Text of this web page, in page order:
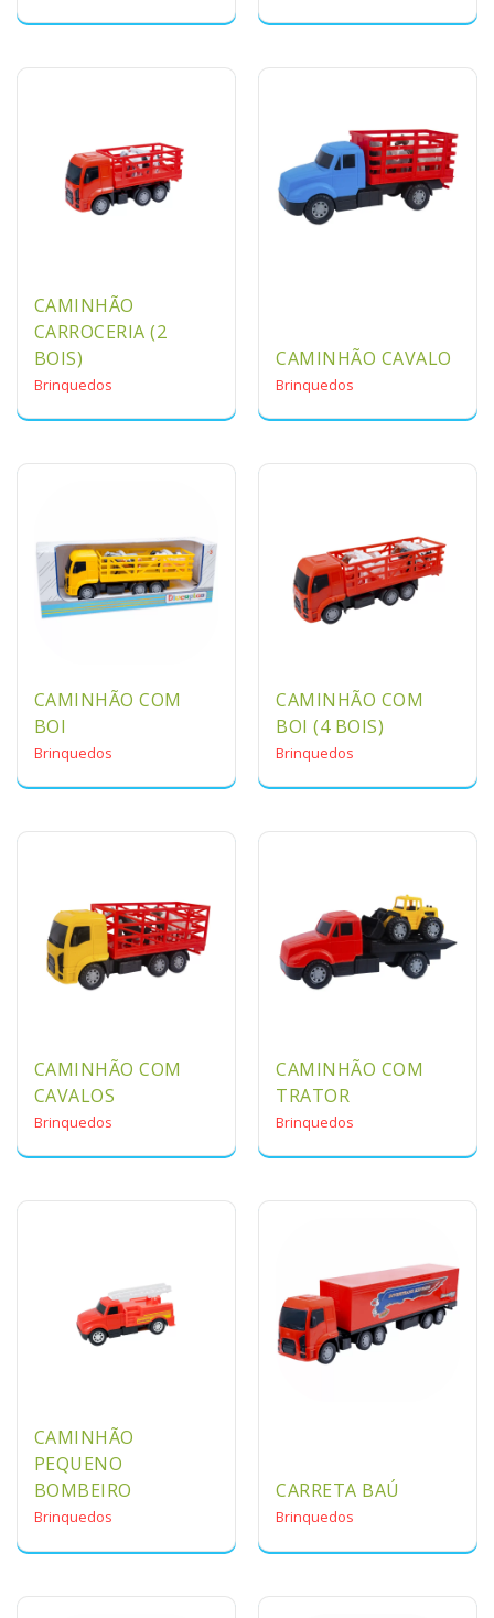
CAMINHÃO
CARROCERIA (2
BOIS)
Brinquedos
CAMINHÃO CAVALO
Brinquedos
CAMINHÃO COM
BOI
Brinquedos
CAMINHÃO COM
BOI (4 BOIS)
Brinquedos
CAMINHÃO COM
CAVALOS
Brinquedos
CAMINHÃO COM
TRATOR
Brinquedos
CAMINHÃO
PEQUENO
BOMBEIRO
Brinquedos
CARRETA BAÚ
Brinquedos